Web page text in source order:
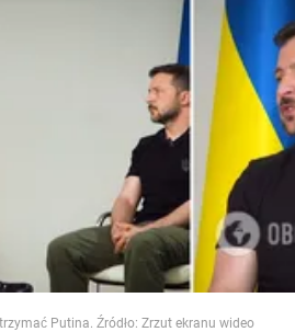
Putina. Źródło: Zrzut ekranu wideo